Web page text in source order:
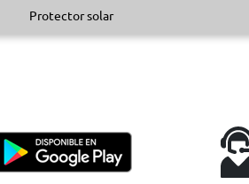
Protector solar